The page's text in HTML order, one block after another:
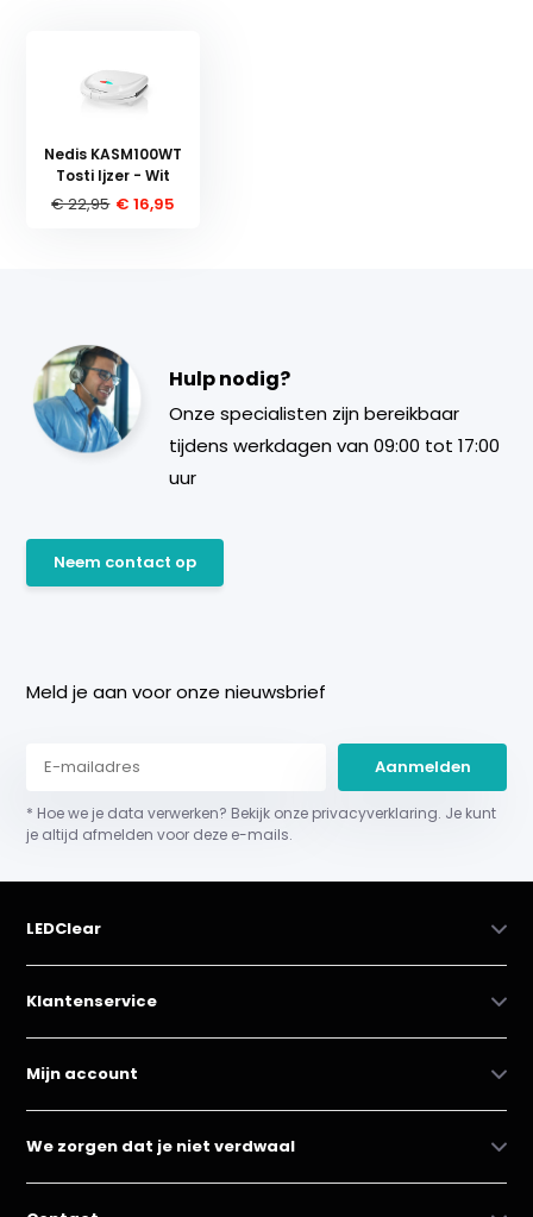
Nedis KASM100WT
Tosti Ijzer - Wit
€ 22,95 € 16,95
Hulp nodig?
Onze specialisten zijn bereikbaar
tijdens werkdagen van 09:00 tot 17:00
uur
Neem contact op
Meld je aan voor onze nieuwsbrief
Aanmelden
* Hoe we je data verwerken? Bekijk onze privacyverklaring. Je kunt
je altijd afmelden voor deze e-mails.
LEDClear
Klantenservice
Mijn account
We zorgen dat je niet verdwaal